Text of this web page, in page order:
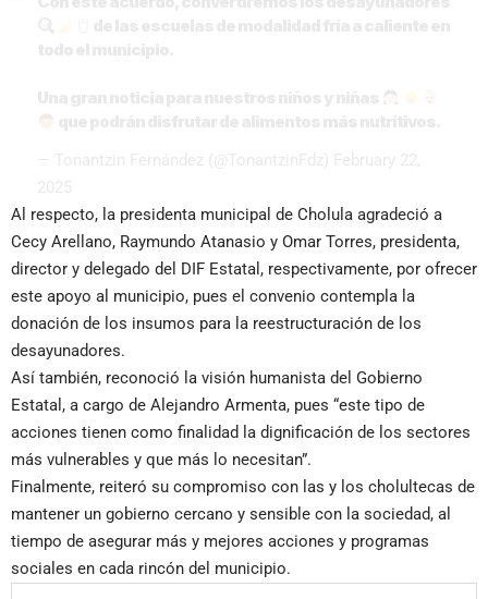
Al respecto, la presidenta municipal de Cholula agradeció a
Cecy Arellano, Raymundo Atanasio y Omar Torres, presidenta,
director y delegado del DIF Estatal, respectivamente, por ofrecer
este apoyo al municipio, pues el convenio contempla la
donación de los insumos para la reestructuración de los
desayunadores.
Así también, reconoció la visión humanista del Gobierno
Estatal, a cargo de Alejandro Armenta, pues “este tipo de
acciones tienen como finalidad la dignificación de los sectores
más vulnerables y que más lo necesitan”.
Finalmente, reiteró su compromiso con las y los cholultecas de
mantener un gobierno cercano y sensible con la sociedad, al
tiempo de asegurar más y mejores acciones y programas
sociales en cada rincón del municipio.